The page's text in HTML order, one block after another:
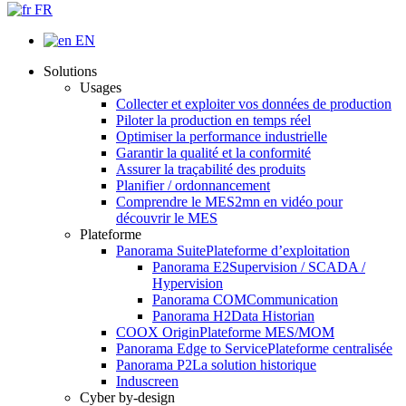
FR
EN
Solutions
Usages
Collecter et exploiter vos données de production
Piloter la production en temps réel
Optimiser la performance industrielle
Garantir la qualité et la conformité
Assurer la traçabilité des produits
Planifier / ordonnancement
Comprendre le MES2mn en vidéo pour
découvrir le MES
Plateforme
Panorama SuitePlateforme d’exploitation
Panorama E2Supervision / SCADA /
Hypervision
Panorama COMCommunication
Panorama H2Data Historian
COOX OriginPlateforme MES/MOM
Panorama Edge to ServicePlateforme centralisée
Panorama P2La solution historique
Induscreen
Cyber by-design